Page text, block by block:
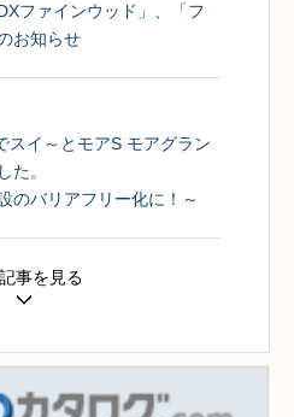
ファインウッド」、「フ
お知らせ
スイ～とモアS モアグラン
た。
のバリアフリー化に！～
事を見る